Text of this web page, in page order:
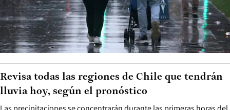
Revisa todas las regiones de Chile que tendrán
lluvia hoy, según el pronóstico